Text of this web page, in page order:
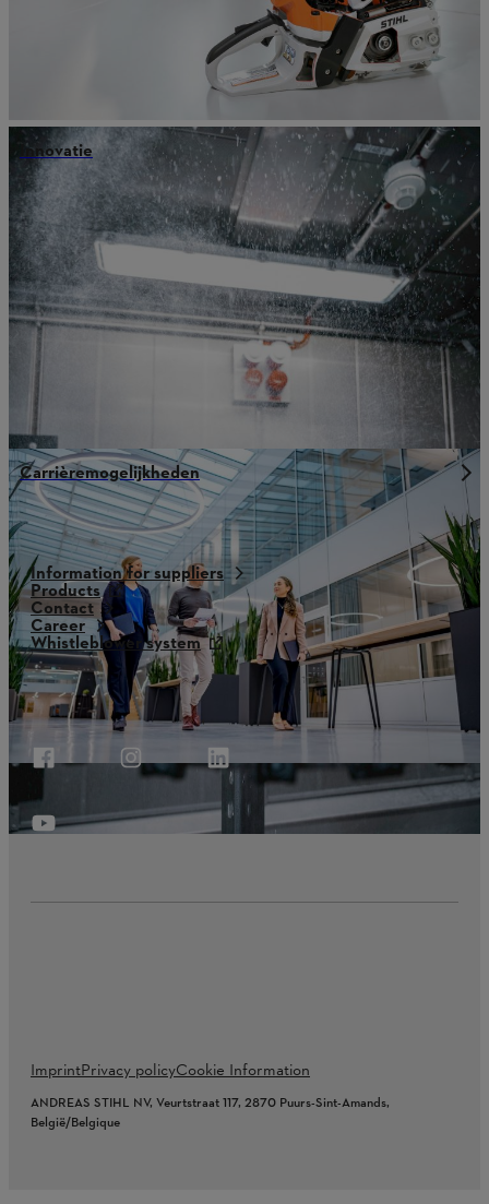
Innovatie
Carrièremogelijkheden
Information for suppliers
Products
Contact
Career
Whistleblower system
ImprintPrivacy policyCookie Information
ANDREAS STIHL NV, Veurtstraat 117, 2870 Puurs-Sint-Amands,
België/Belgique